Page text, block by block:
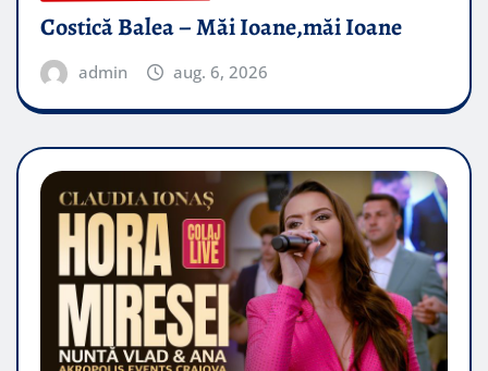
Costică Balea – Măi Ioane,măi Ioane
admin aug. 6, 2026